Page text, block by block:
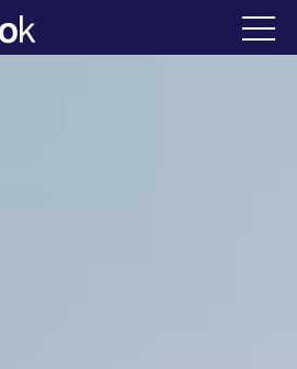
Η άβολη αλήθεια